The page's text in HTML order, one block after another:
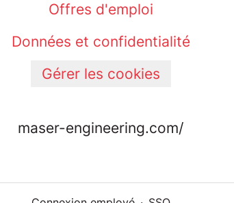
Offres d'emploi
Données et confidentialité
Gérer les cookies
maser-engineering.com/